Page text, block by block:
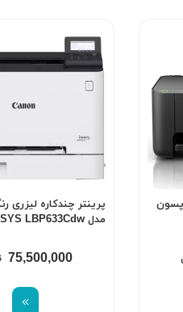
پرینتر چندکاره لیزری
مدل i-SENSYS LBP633Cdw
75,500,000